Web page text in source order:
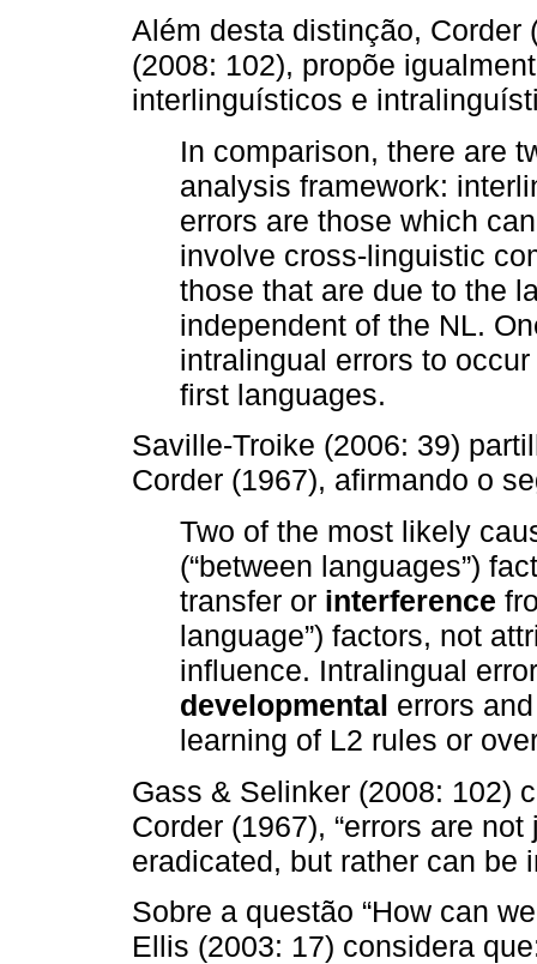
Além desta distinção, Corder
(2008: 102), propõe
interlinguísticos e
In comparison, there are
analysis framework:
errors are those which
involve cross-linguistic
those that are due to the
independent of the NL.
intralingual errors to
first languages.
Saville-Troike (2006: 39)
Corder (1967), afirmando o
Two of the most likely
(“between languages”)
transfer or interference
language”) factors, not
influence. Intralingual
developmental errors
learning of L2 rules or
Gass & Selinker (2008: 102)
Corder (1967), “errors are
eradicated, but rather can be
Sobre a questão “How can
Ellis (2003: 17) considera